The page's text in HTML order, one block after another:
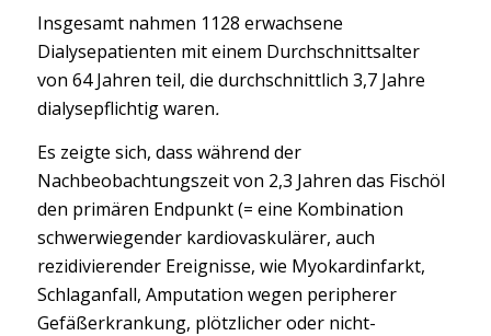
Insgesamt nahmen 1128 erwachsene
Dialysepatienten mit einem Durchschnittsalter
von 64 Jahren teil, die durchschnittlich 3,7 Jahre
dialysepflichtig waren.
Es zeigte sich, dass während der
Nachbeobachtungszeit von 2,3 Jahren das Fischöl
den primären Endpunkt (= eine Kombination
schwerwiegender kardiovaskulärer, auch
rezidivierender Ereignisse, wie Myokardinfarkt,
Schlaganfall, Amputation wegen peripherer
Gefäßerkrankung, plötzlicher oder nicht-